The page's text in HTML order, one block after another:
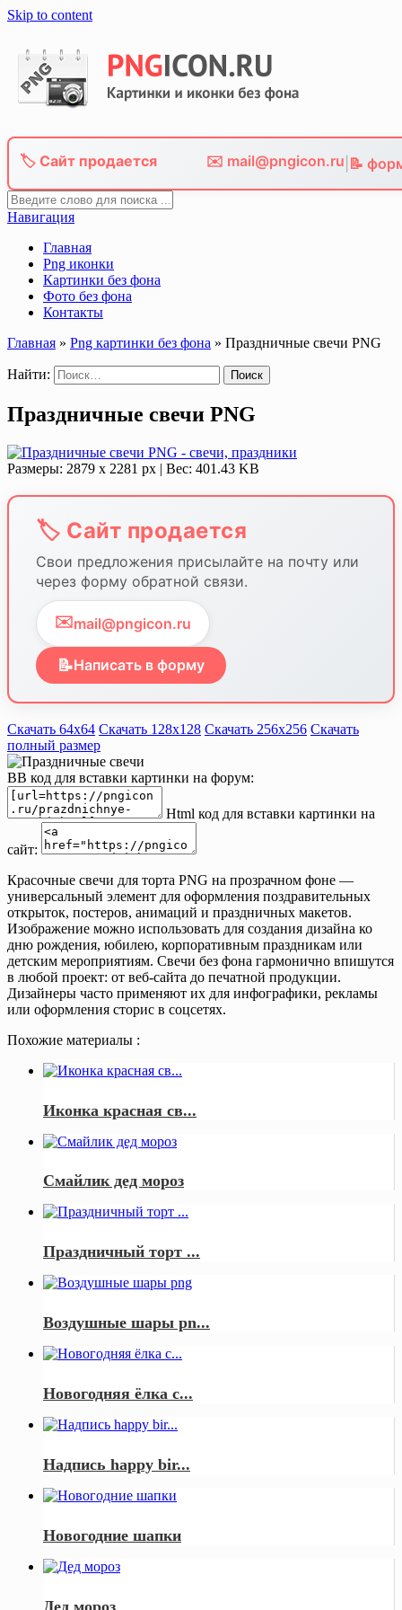
Skip to content
🏷️ Сайт продается ✉️ mail@pngicon.ru 📝
Навигация
Главная
Png иконки
Картинки без фона
Фото без фона
Контакты
Главная » Png картинки без фона » Праздничные свечи PNG
Найти:
Праздничные свечи PNG
Размеры: 2879 x 2281 px | Вес: 401.43 KB
🏷️ Сайт продается
Свои предложения присылайте на почту или
через форму обратной связи.
✉️mail@pngicon.ru
📝Написать в форму
Скачать 64х64 Скачать 128х128 Скачать 256х256 Скачать
полный размер
BB код для вставки картинки на форум:
Html код для вставки картинки на
сайт:
Красочные свечи для торта PNG на прозрачном фоне —
универсальный элемент для оформления поздравительных
открыток, постеров, анимаций и праздничных макетов.
Изображение можно использовать для создания дизайна ко
дню рождения, юбилею, корпоративным праздникам или
детским мероприятиям. Свечи без фона гармонично впишутся
в любой проект: от веб-сайта до печатной продукции.
Дизайнеры часто применяют их для инфографики, рекламы
или оформления сторис в соцсетях.
Похожие материалы :
Иконка красная св...
Смайлик дед мороз
Праздничный торт ...
Воздушные шары pn...
Новогодняя ёлка с...
Надпись happy bir...
Новогодние шапки
Дед мороз